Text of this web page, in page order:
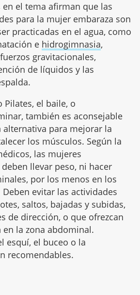
en el tema afirman que las
para la mujer embaraza son
practicadas en el agua, como
e hidrogimnasia,
gravitacionales,
de líquidos y las
Pilates, el baile, o
también es aconsejable
alternativa para mejorar la
los músculos. Según la
las mujeres
llevar peso, ni hacer
por los menos en los
evitar las actividades
saltos, bajadas y subidas,
de dirección, o que ofrezcan
en la zona abdominal.
esquí, el buceo o la
recomendables.